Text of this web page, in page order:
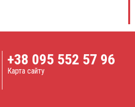
+38 095 552 57 96
Карта сайту